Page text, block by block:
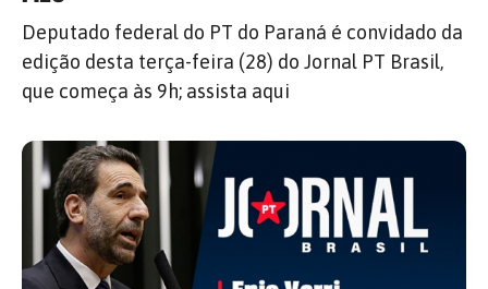
Deputado federal do PT do Paraná é convidado da
edição desta terça-feira (28) do Jornal PT Brasil,
que começa às 9h; assista aqui